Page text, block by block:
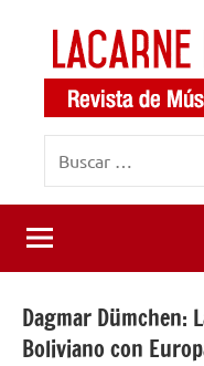
contenido
LaCarne
Magazine
de
música
internacional
Dagmar Dümchen:
Boliviano con